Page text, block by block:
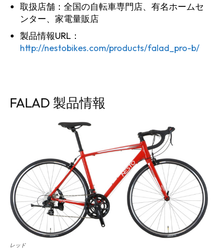
取扱店舗：全国の自転車専門店、有名ホームセ
ンター、家電量販店
製品情報URL：
http://nestobikes.com/products/falad_pro-b/
FALAD 製品情報
レッド